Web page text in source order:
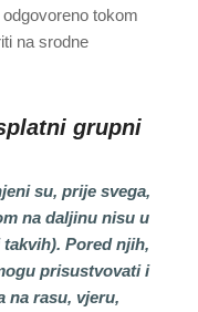
tokom
na srodne
grupni
su, prije svega,
na daljinu nisu u
Pored njih,
prisustvovati i
na rasu, vjeru,